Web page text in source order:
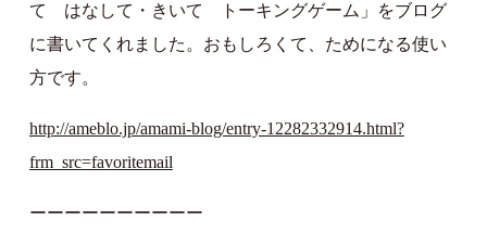
て はなして・きいて トーキングゲーム」をブログ
に書いてくれました。おもしろくて、ためになる使い
方です。
http://ameblo.jp/amami-blog/entry-12282332914.html?
frm_src=favoritemail
ーーーーーーーーーー